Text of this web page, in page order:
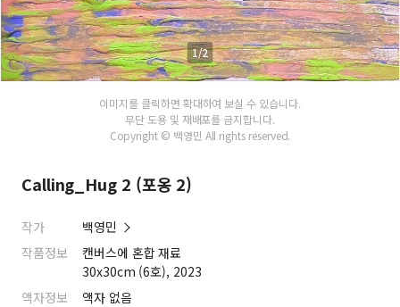
1/2
이미지를 클릭하면 확대하여 보실 수 있습니다.
무단 도용 및 재배포를 금지합니다.
Copyright © 백영민 All rights reserved.
Calling_Hug 2 (포옹 2)
작가
백영민
작품정보
캔버스에 혼합 재료
30x30cm (6호), 2023
액자정보
액자 없음